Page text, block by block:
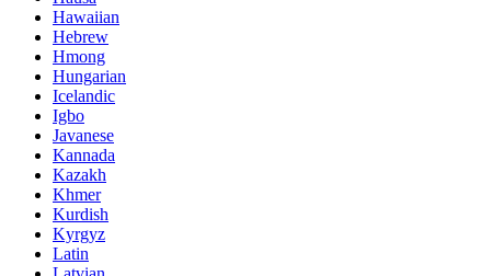
Hawaiian
Hebrew
Hmong
Hungarian
Icelandic
Igbo
Javanese
Kannada
Kazakh
Khmer
Kurdish
Kyrgyz
Latin